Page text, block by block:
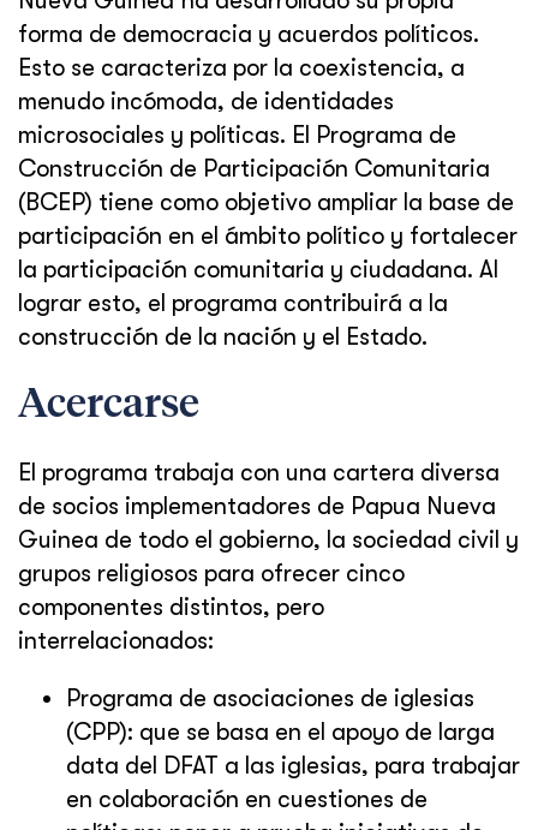
forma de democracia y acuerdos políticos.
Esto se caracteriza por la coexistencia, a
menudo incómoda, de identidades
microsociales y políticas. El Programa de
Construcción de Participación Comunitaria
(BCEP) tiene como objetivo ampliar la base de
participación en el ámbito político y fortalecer
la participación comunitaria y ciudadana. Al
lograr esto, el programa contribuirá a la
construcción de la nación y el Estado.
Acercarse
El programa trabaja con una cartera diversa
de socios implementadores de Papua Nueva
Guinea de todo el gobierno, la sociedad civil y
grupos religiosos para ofrecer cinco
componentes distintos, pero
interrelacionados:
Programa de asociaciones de iglesias
(CPP): que se basa en el apoyo de larga
data del DFAT a las iglesias, para trabajar
en colaboración en cuestiones de